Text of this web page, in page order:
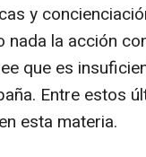
y
la acción
que es
Entre estos
esta materia.